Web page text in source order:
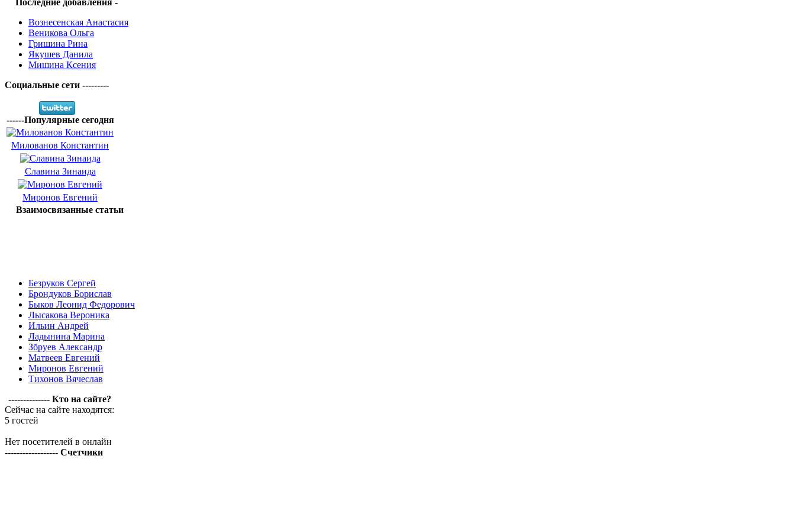
Последние добавления -
Вознесенская Анастасия
Веникова Ольга
Гришина Рина
Якушев Данила
Мишина Ксения
Социальные сети ---------
------Популярные сегодня
Милованов Константин
Славина Зинаида
Миронов Евгений
Взаимосвязанные статьи
Безруков Сергей
Брондуков Борислав
Быков Леонид Федорович
Лысакова Вероника
Ильин Андрей
Ладынина Марина
Збруев Александр
Матвеев Евгений
Миронов Евгений
Тихонов Вячеслав
-------------- Кто на сайте?
Сейчас на сайте находятся:
5 гостей
Нет посетителей в онлайн
------------------ Счетчики